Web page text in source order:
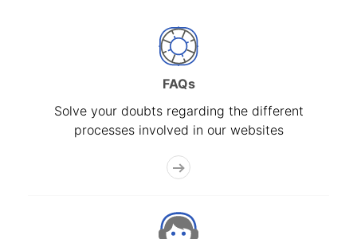
FAQs
Solve your doubts regarding the different
processes involved in our websites